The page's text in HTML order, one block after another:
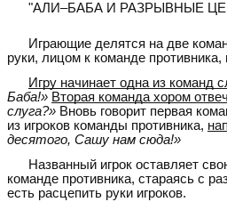
"АЛИ–БАБА И РАЗРЫВНЫЕ
Играющие делятся на две
руки, лицом к команде противника,
Игру начинает одна из команд
Баба!» Вторая команда хором
слуга?» Вновь говорит первая
из игроков команды противника,
десятого, Сашу нам сюда!»
Названный игрок оставляет
команде противника, стараясь с
есть расцепить руки игроков.